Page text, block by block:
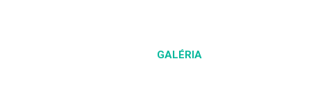
GALÉRIA